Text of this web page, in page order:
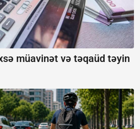
müavinət və təqaüd təyin